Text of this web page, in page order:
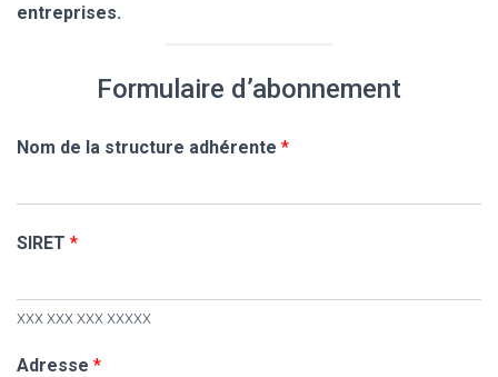
entreprises.
Formulaire d’abonnement
Nom de la structure adhérente *
SIRET *
XXX XXX XXX XXXXX
Adresse *